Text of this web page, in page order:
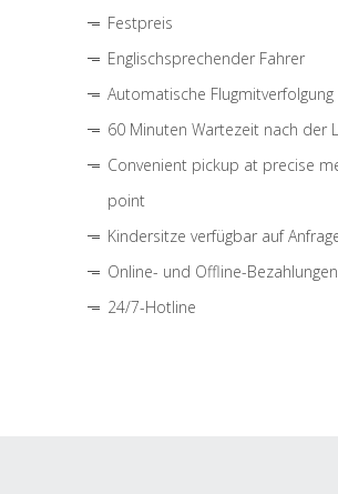
Festpreis
Englischsprechender Fahrer
Automatische Flugmitverfolgung
60 Minuten Wartezeit nach der
Convenient pickup at precise
point
Kindersitze verfügbar auf
Online- und Offline-Bezahlungen
24/7-Hotline